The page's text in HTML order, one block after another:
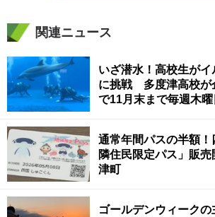
関連ニュース
いざ潜水！高校生が
に挑戦 多度津高校
で11月末まで毎週木
通常年間パスの半額
隣住民限定パス」販
津町
ゴールデンウィーク